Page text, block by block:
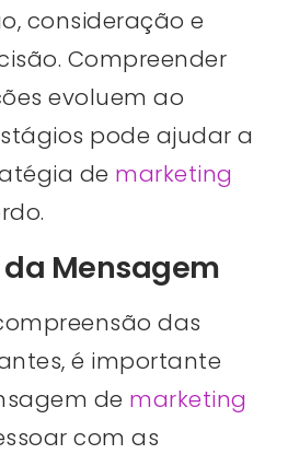
consideração e
Compreender
evoluem ao
pode ajudar a
de marketing
Mensagem
das
é importante
de marketing
com as